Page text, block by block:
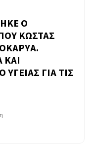
Ο
ΚΩΣΤΑΣ
ΓΙΑ ΤΙΣ